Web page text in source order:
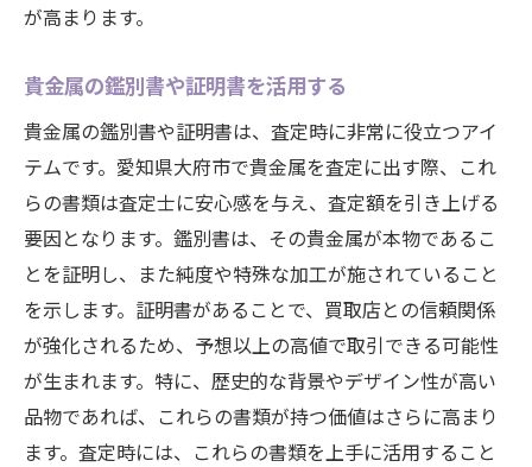
が高まります。
貴金属の鑑別書や証明書を活用する
貴金属の鑑別書や証明書は、査定時に非常に役立つアイ
テムです。愛知県大府市で貴金属を査定に出す際、これ
らの書類は査定士に安心感を与え、査定額を引き上げる
要因となります。鑑別書は、その貴金属が本物であるこ
とを証明し、また純度や特殊な加工が施されていること
を示します。証明書があることで、買取店との信頼関係
が強化されるため、予想以上の高値で取引できる可能性
が生まれます。特に、歴史的な背景やデザイン性が高い
品物であれば、これらの書類が持つ価値はさらに高まり
ます。査定時には、これらの書類を上手に活用すること